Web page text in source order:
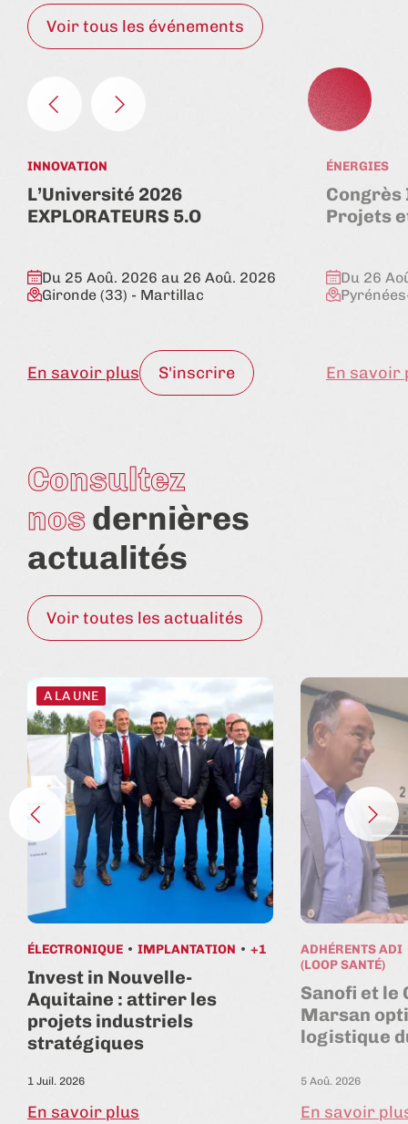
Voir tous les événements
INNOVATION
L’Université 2026
EXPLORATEURS 5.O
Du 25 Aoû. 2026 au 26 Aoû. 2026
Gironde (33) - Martillac
En savoir plus S'inscrire
ÉNERGIES
Congrès
Projets
Du 26
En savoir
Consultez
nos dernières
actualités
Voir toutes les actualités
A LA UNE
ÉLECTRONIQUE IMPLANTATION +1
Invest in Nouvelle-
Aquitaine : attirer les
projets industriels
stratégiques
1 Juil. 2026
En savoir plus
ADHÉRENTS ADI
(LOOP SANTÉ)
Sanofi et le
Marsan
logistique
5 Aoû. 2026
En savoir